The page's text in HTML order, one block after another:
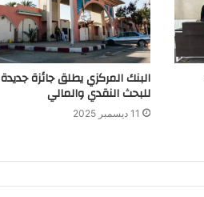
البنك المركزي يطلق جائزة جديدة
للبحث النقدي والمالي
11 ديسمبر 2025